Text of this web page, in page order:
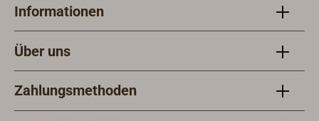
Informationen
Über uns
Zahlungsmethoden